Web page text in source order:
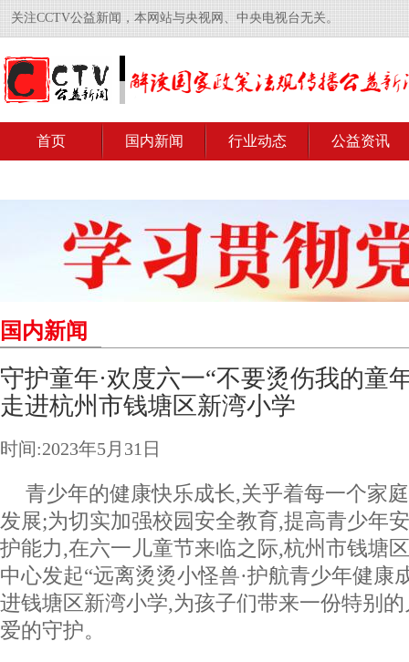
关注CCTV公益新闻，本网站与央视网、中央电视台无关。
首页 国内新闻 行业动态 公益资讯
国内新闻
守护童年·欢度六一“不要烫伤我的童
走进杭州市钱塘区新湾小学
时间:2023年5月31日
青少年的健康快乐成长,关乎着每一个家
发展;为切实加强校园安全教育,提高青少年
护能力,在六一儿童节来临之际,杭州市钱塘
中心发起“远离烫烫小怪兽·护航青少年健康
进钱塘区新湾小学,为孩子们带来一份特别
爱的守护。